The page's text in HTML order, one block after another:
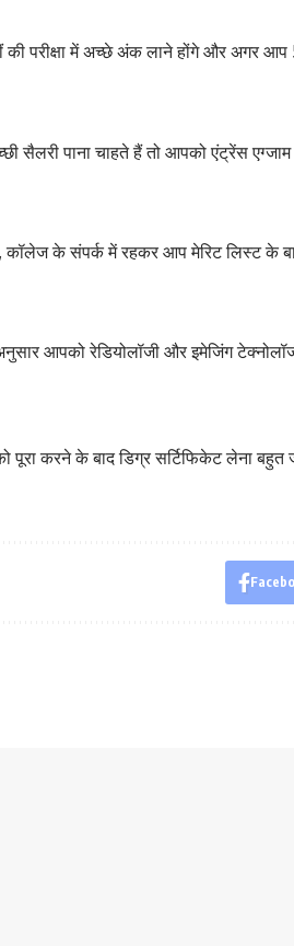
की परीक्षा में अच्छे अंक लाने होंगे और अगर
सैलरी पाना चाहते हैं तो आपको एंट्रेंस
कॉलेज के संपर्क में रहकर आप मेरिट लिस्ट के
आपको रेडियोलॉजी और इमेजिंग
करने के बाद डिग्र सर्टिफिकेट लेना बहुत